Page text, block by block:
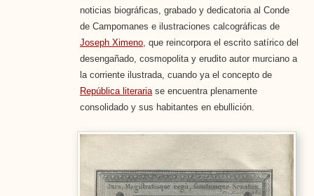
noticias biográficas, grabado y dedicatoria al Conde
de Campomanes e ilustraciones calcográficas de
Joseph Ximeno, que reincorpora el escrito satírico del
desengañado, cosmopolita y erudito autor murciano a
la corriente ilustrada, cuando ya el concepto de
República literariase encuentra plenamente
consolidado y sus habitantes en ebullición.